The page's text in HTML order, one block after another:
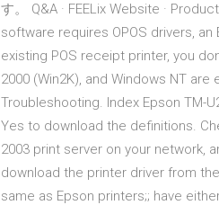
す。 Q&A · FEELix Website ·
software requires OPOS drivers,
existing POS receipt printer, you
2000 (Win2K), and Windows NT
Troubleshooting. Index Epson TM-
Yes to download the definitions.
2003 print server on your network,
download the printer driver from
same as Epson printers;; have